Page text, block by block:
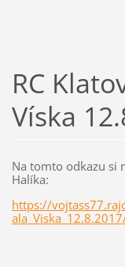
RC
Víska
Na tomto odkazu si
Halíka:
https://